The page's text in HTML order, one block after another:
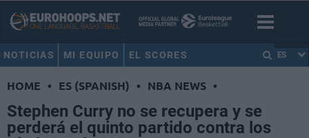
NOTICIAS MI EQUIPO EL SCORES ES
HOME • ES (SPANISH) • NBA NEWS •
Stephen Curry no se recupera y se
perderá el quinto partido contra los